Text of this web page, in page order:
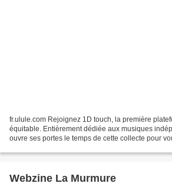
fr.ulule.com Rejoignez 1D touch, la première
équitable. Entièrement dédiée aux musiques
ouvre ses portes le temps de cette collecte pour
Webzine La Murmure